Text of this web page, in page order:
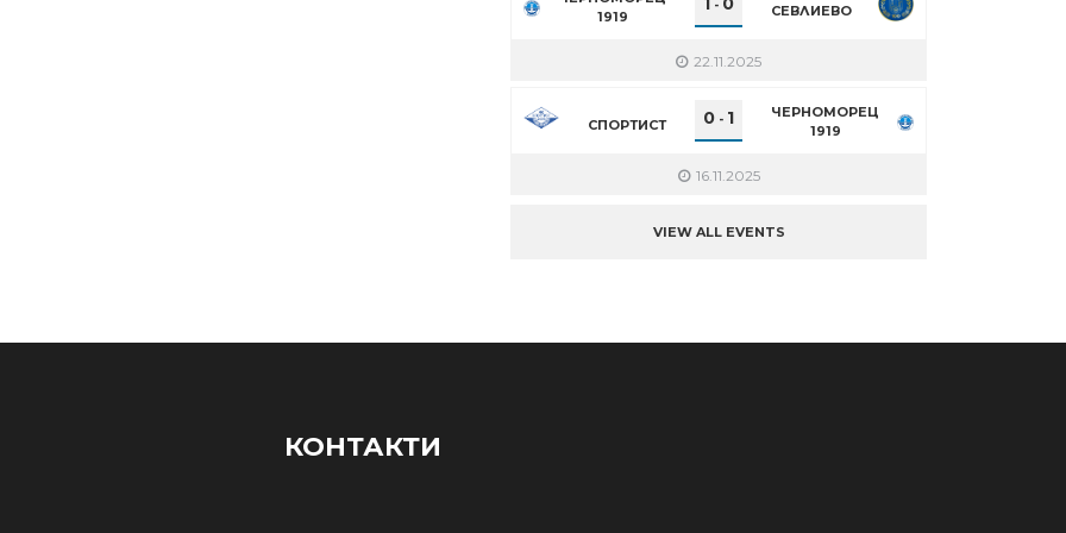
1919
- СЕВЛИЕВО
22.11.2025
СПОРТИСТ 0 - 1
ЧЕРНОМОРЕЦ
1919
16.11.2025
VIEW ALL EVENTS
КОНТАКТИ